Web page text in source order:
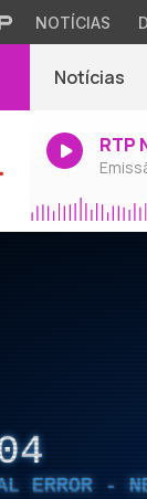
NOTÍCIAS
Notícias
RTP
ERROR -